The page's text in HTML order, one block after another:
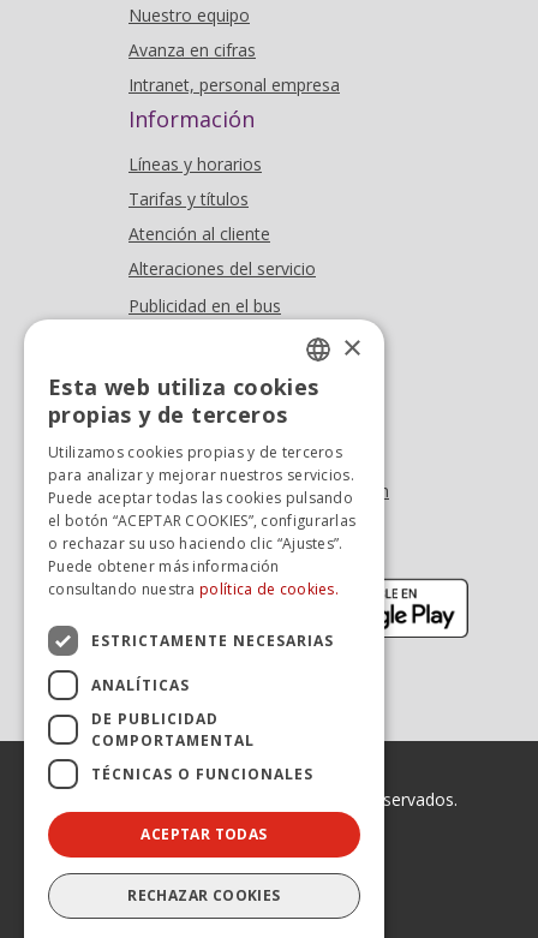
Nuestro equipo
Avanza en cifras
Intranet, personal empresa
Información
Líneas y horarios
Tarifas y títulos
Atención al cliente
Alteraciones del servicio
Publicidad en el bus
Oficina At. al cliente
Tel. +34 976 900 085
Tel. +34 900 923 181
info.zaragoza@avanzagrupo.com
Sugerencias y reclamaciones
Descarga la APP:
(se abre en nueva ventana)
(se
© 2026 Avanza. Todos los derechos reservados.
Enlaces legales
Declaración de Accesibilidad
Aviso legal
Política de privacidad
Política de cookies
SPANISH
×
Esta web utiliza cookies
propias y de terceros
Utilizamos cookies propias y de terceros
para analizar y mejorar nuestros servicios.
Puede aceptar todas las cookies pulsando
el botón “ACEPTAR COOKIES”, configurarlas
o rechazar su uso haciendo clic “Ajustes”.
Puede obtener más información
consultando nuestra política de cookies.
ESTRICTAMENTE NECESARIAS
ANALÍTICAS
DE PUBLICIDAD
COMPORTAMENTAL
TÉCNICAS O FUNCIONALES
ACEPTAR TODAS
RECHAZAR COOKIES